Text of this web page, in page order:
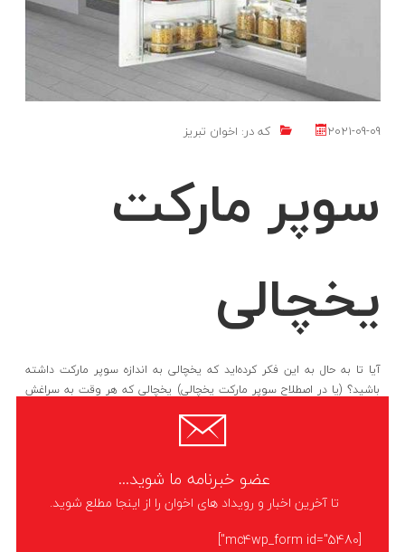
2021-09-09 که در: اخوان تبریز
سوپر مارکت
یخچالی
آیا تا به حال به این فکر کرده‌اید که یخچالی به اندازه سوپر مارکت داشته
باشید؟ (یا در اصطلاح سوپر مارکت یخچالی) یخچالی که هر وقت به سراغش
عضو خبرنامه ما شوید...
تا آخرین اخبار و رویداد های اخوان را از اینجا مطلع شوید.
[mc4wp_form id="5480"]